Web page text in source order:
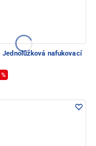
Jednolůžková nafukovací